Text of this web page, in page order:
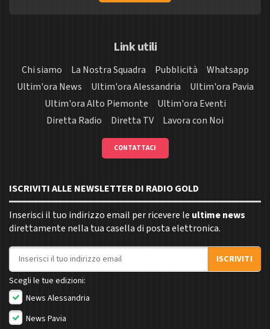
Link utili
Chi siamo La Nostra Squadra Pubblicità
Whatsapp
Ultim'ora News
Ultim'ora Alessandria
Ultim'ora Pavia
Ultim'ora Alto Piemonte
Ultim'ora Eventi
Diretta Radio
Diretta TV Lavora con Noi
CONTATTACI
ISCRIVITI ALLE NEWSLETTER DI RADIO GOLD
Inserisci il tuo indirizzo email per ricevere le ultime news
direttamente nella tua casella di posta elettronica.
Indirizzo email
ISCRIVITI
Scegli le tue edizioni:
News Alessandria
News Pavia